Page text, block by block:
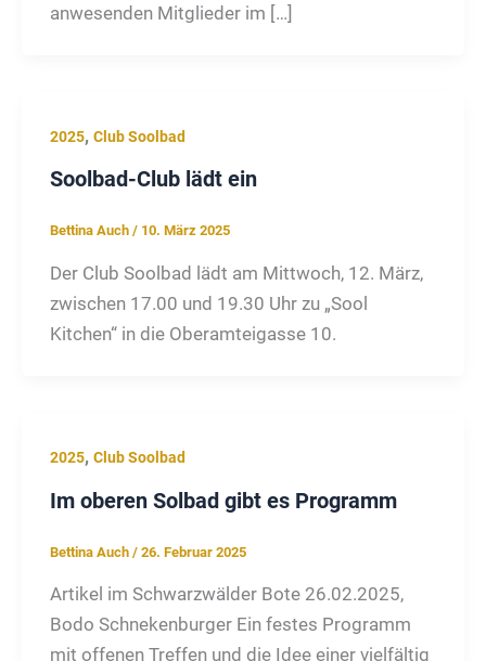
anwesenden Mitglieder im […]
2025, Club Soolbad
Soolbad-Club lädt ein
Bettina Auch / 10. März 2025
Der Club Soolbad lädt am Mittwoch, 12. März,
zwischen 17.00 und 19.30 Uhr zu „Sool
Kitchen“ in die Oberamteigasse 10.
2025, Club Soolbad
Im oberen Solbad gibt es Programm
Bettina Auch / 26. Februar 2025
Artikel im Schwarzwälder Bote 26.02.2025,
Bodo Schnekenburger Ein festes Programm
mit offenen Treffen und die Idee einer vielfältig